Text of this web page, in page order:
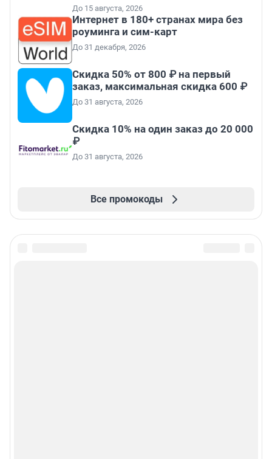
До 15 августа, 2026
Интернет в 180+ странах мира без
роуминга и сим-карт
До 31 декабря, 2026
Скидка 50% от 800 ₽ на первый
заказ, максимальная скидка 600 ₽
До 31 августа, 2026
Скидка 10% на один заказ до 20 000
₽
До 31 августа, 2026
Все промокоды